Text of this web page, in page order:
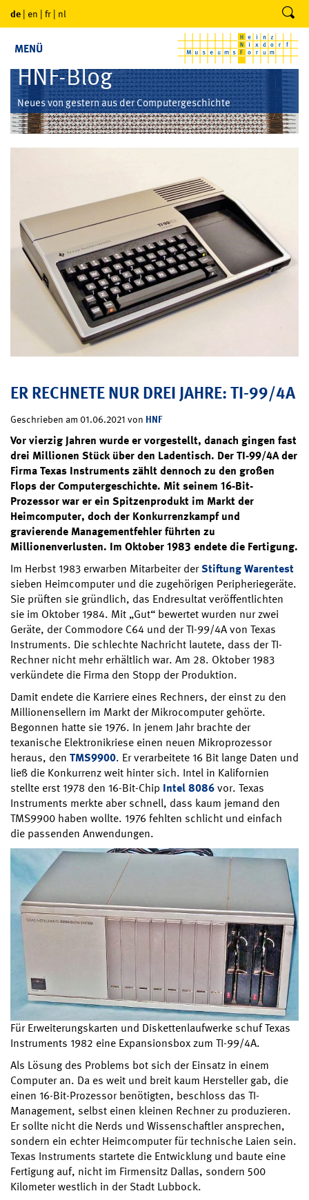
de | en | fr | nl
MENÜ
HNF-Blog
Neues von gestern aus der Computergeschichte
ER RECHNETE NUR DREI JAHRE: TI-99/4A
Geschrieben am 01.06.2021 von HNF
Vor vierzig Jahren wurde er vorgestellt, danach gingen fast
drei Millionen Stück über den Ladentisch. Der TI-99/4A der
Firma Texas Instruments zählt dennoch zu den großen
Flops der Computergeschichte. Mit seinem 16-Bit-
Prozessor war er ein Spitzenprodukt im Markt der
Heimcomputer, doch der Konkurrenzkampf und
gravierende Managementfehler führten zu
Millionenverlusten. Im Oktober 1983 endete die Fertigung.
Im Herbst 1983 erwarben Mitarbeiter derStiftung Warentest
sieben Heimcomputer und die zugehörigen Peripheriegeräte.
Sie prüften sie gründlich, das Endresultat veröffentlichten
sie im Oktober 1984. Mit „Gut“ bewertet wurden nur zwei
Geräte, der Commodore C64 und der TI-99/4A von Texas
Instruments. Die schlechte Nachricht lautete, dass der TI-
Rechner nicht mehr erhältlich war. Am 28. Oktober 1983
verkündete die Firma den Stopp der Produktion.
Damit endete die Karriere eines Rechners, der einst zu den
Millionensellern im Markt der Mikrocomputer gehörte.
Begonnen hatte sie 1976. In jenem Jahr brachte der
texanische Elektronikriese einen neuen Mikroprozessor
heraus, den TMS9900. Er verarbeitete 16 Bit lange Daten und
ließ die Konkurrenz weit hinter sich. Intel in Kalifornien
stellte erst 1978 den 16-Bit-Chip Intel 8086vor. Texas
Instruments merkte aber schnell, dass kaum jemand den
TMS9900 haben wollte. 1976 fehlten schlicht und einfach
die passenden Anwendungen.
Für Erweiterungskarten und Diskettenlaufwerke schuf Texas
Instruments 1982 eine Expansionsbox zum TI-99/4A.
Als Lösung des Problems bot sich der Einsatz in einem
Computer an. Da es weit und breit kaum Hersteller gab, die
einen 16-Bit-Prozessor benötigten, beschloss das TI-
Management, selbst einen kleinen Rechner zu produzieren.
Er sollte nicht die Nerds und Wissenschaftler ansprechen,
sondern ein echter Heimcomputer für technische Laien sein.
Texas Instruments startete die Entwicklung und baute eine
Fertigung auf, nicht im Firmensitz Dallas, sondern 500
Kilometer westlich in der Stadt Lubbock.